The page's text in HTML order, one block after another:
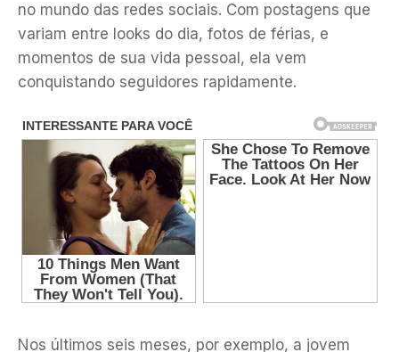
no mundo das redes sociais. Com postagens que
variam entre looks do dia, fotos de férias, e
momentos de sua vida pessoal, ela vem
conquistando seguidores rapidamente.
Nos últimos seis meses, por exemplo, a jovem